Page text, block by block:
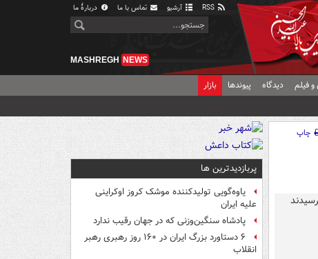
آرشیو تماس با ما دربارهٔ ما
MASHREGH NEWS
فیلم دیدگاه پیوندها بازار
چاپ
پربازدیدترین ها
یاوه‌گویی تولیدکننده موشک کروز اوکراینی
علیه ایران
پادشاه سنگین‌وزنی که در جهان رقیب ندارد
۶ دستاورد بزرگ ایران در ۱۶۰ روز رهبری رهبر
انقلاب